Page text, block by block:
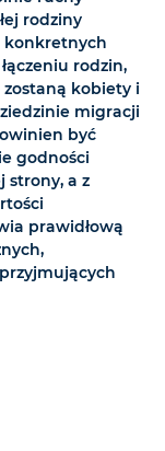
rodziny
konkretnych
rodzin,
zostaną kobiety i
migracji
być
godności
strony, a z
prawidłową